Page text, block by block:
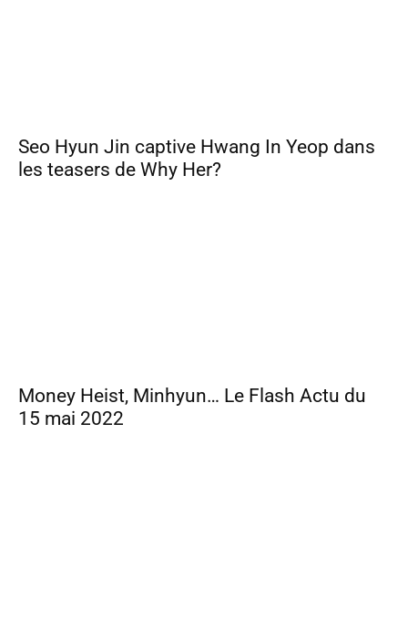
Seo Hyun Jin captive Hwang In Yeop dans
les teasers de Why Her?
Money Heist, Minhyun… Le Flash Actu du
15 mai 2022